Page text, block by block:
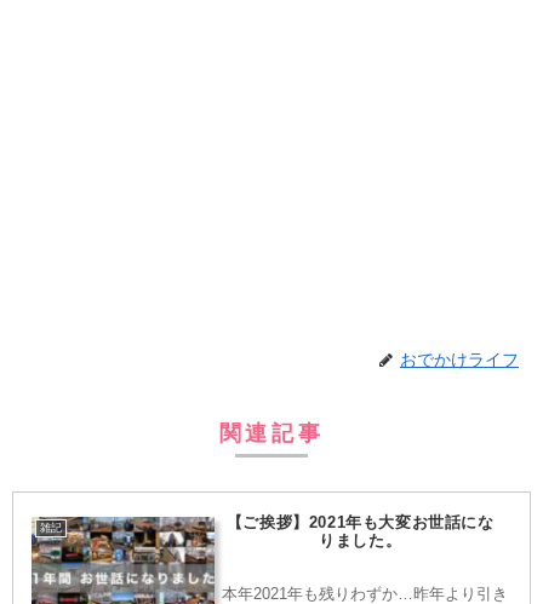
おでかけライフ
関連記事
雑記
【ご挨拶】2021年も大変お世話にな
りました。
本年2021年も残りわずか…昨年より引き